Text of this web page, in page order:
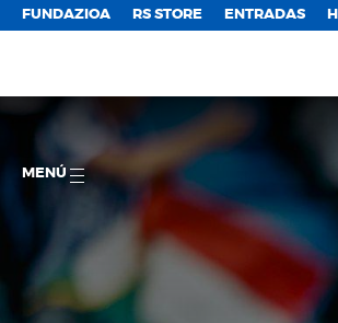
FUNDAZIOA RS STORE ENTRADAS
MENÚ